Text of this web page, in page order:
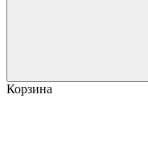
Корзина